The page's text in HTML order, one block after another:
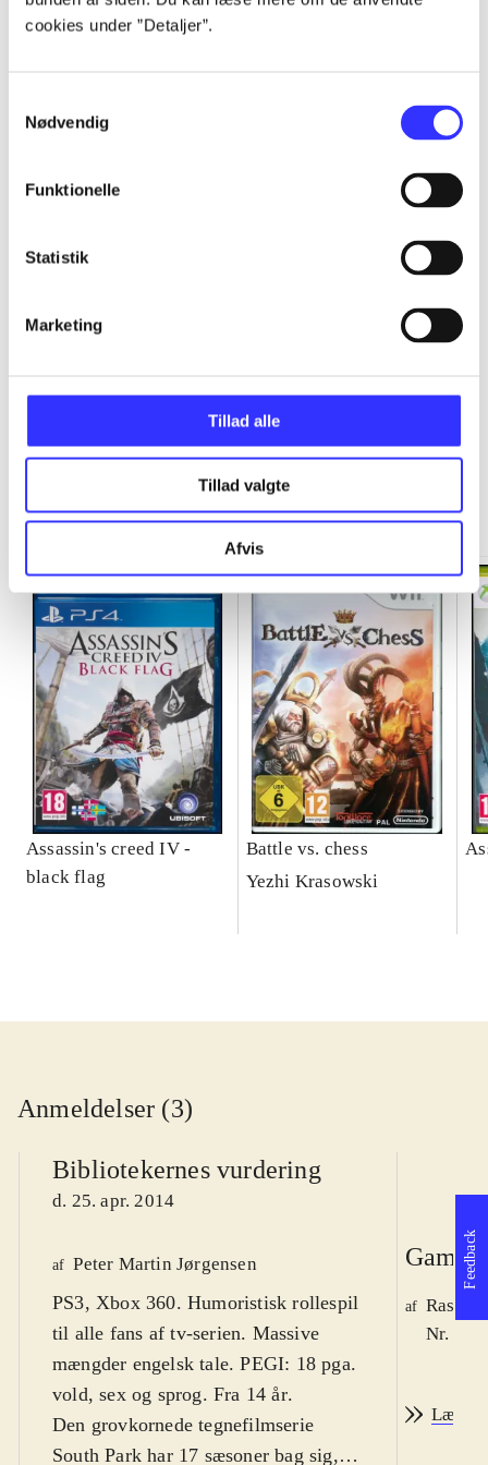
cookies under ”Detaljer”.
Nødvendig
Funktionelle
Statistik
Marketing
Tillad alle
Tillad valgte
Afvis
...
...
...
Minder om
Assassin's creed IV -
black flag
Battle vs. chess
Yezhi Krasowski
Anmeldelser (3)
Bibliotekernes vurdering
d. 25. apr. 2014
af Peter Martin Jørgensen
PS3, Xbox 360. Humoristisk rollespil
til alle fans af tv-serien. Massive
mængder engelsk tale. PEGI: 18 pga.
vold, sex og sprog. Fra 14 år.
Den grovkornede tegnefilmserie
South Park har 17 sæsoner bag sig,
Game
af
Nr.
Læs
Feedback